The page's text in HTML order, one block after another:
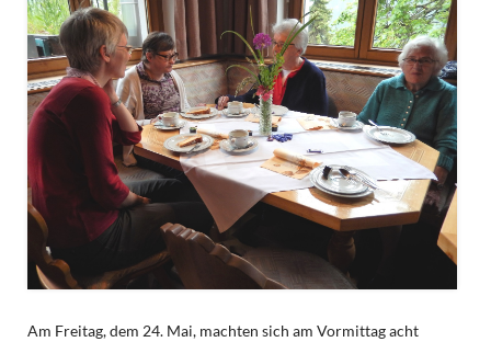
Am Freitag, dem 24. Mai, machten sich am Vormittag acht